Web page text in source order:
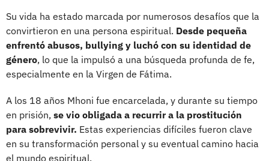
Su vida ha estado marcada por numerosos desafíos que la
convirtieron en una persona espiritual. Desde pequeña
enfrentó abusos, bullying y luchó con su identidad de
género, lo que la impulsó a una búsqueda profunda de fe,
especialmente en la Virgen de Fátima.
A los 18 años Mhoni fue encarcelada, y durante su tiempo
en prisión, se vio obligada a recurrir a la prostitución
para sobrevivir. Estas experiencias difíciles fueron clave
en su transformación personal y su eventual camino hacia
el mundo espiritual.